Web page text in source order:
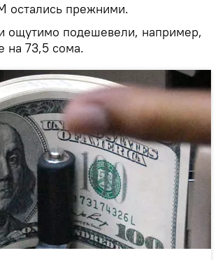
остались прежними.
ощутимо подешевели, например,
на 73,5 сома.